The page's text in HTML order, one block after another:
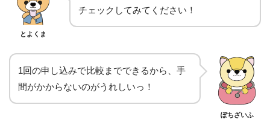
とよくま
チェックしてみてください！
1回の申し込みで比較までできるから、手
間がかからないのがうれしいっ！
ぽちざいふ